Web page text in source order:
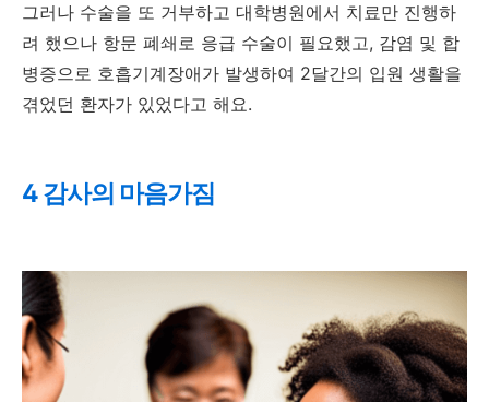
그러나 수술을 또 거부하고 대학병원에서 치료만 진행하
려 했으나 항문 폐쇄로 응급 수술이 필요했고, 감염 및 합
병증으로 호흡기계장애가 발생하여 2달간의 입원 생활을
겪었던 환자가 있었다고 해요.
4 감사의 마음가짐